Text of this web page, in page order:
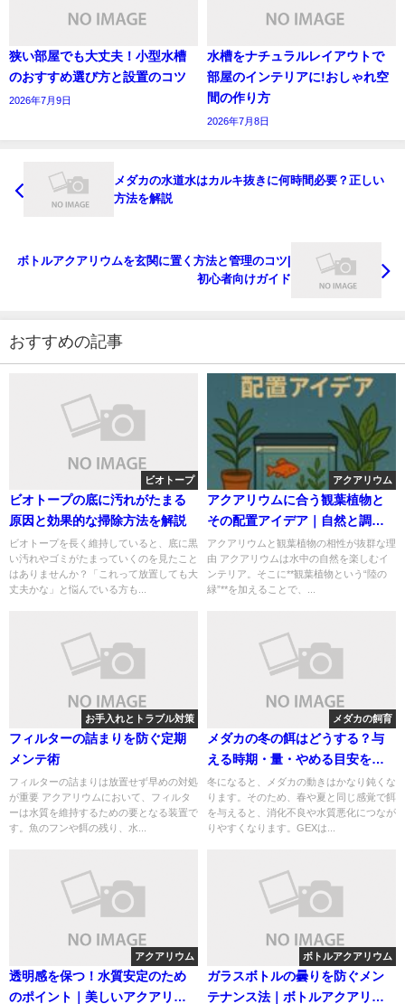
狭い部屋でも大丈夫！小型水槽
のおすすめ選び方と設置のコツ
2026年7月9日
水槽をナチュラルレイアウトで
部屋のインテリアに!おしゃれ空
間の作り方
2026年7月8日
メダカの水道水はカルキ抜きに何時間必要？正しい
方法を解説
ボトルアクアリウムを玄関に置く方法と管理のコツ|
初心者向けガイド
おすすめの記事
ビオトープ
ビオトープの底に汚れがたまる
原因と効果的な掃除方法を解説
ビオトープを長く維持していると、底に黒
い汚れやゴミがたまっていくのを見たこと
はありませんか？「これって放置しても大
丈夫かな」と悩んでいる方も...
アクアリウム
アクアリウムに合う観葉植物と
その配置アイデア｜自然と調和
する癒しの空間づくり
アクアリウムと観葉植物の相性が抜群な理
由 アクアリウムは水中の自然を楽しむイ
ンテリア。そこに**観葉植物という“陸の
緑”**を加えることで、...
お手入れとトラブル対策
フィルターの詰まりを防ぐ定期
メンテ術
フィルターの詰まりは放置せず早めの対処
が重要 アクアリウムにおいて、フィルタ
ーは水質を維持するための要となる装置で
す。魚のフンや餌の残り、水...
メダカの飼育
メダカの冬の餌はどうする？与
える時期・量・やめる目安をわ
かりやすく解説
冬になると、メダカの動きはかなり鈍くな
ります。そのため、春や夏と同じ感覚で餌
を与えると、消化不良や水質悪化につなが
りやすくなります。GEXは...
アクアリウム
透明感を保つ！水質安定のため
のポイント｜美しいアクアリウ
ボトルアクアリウム
ガラスボトルの曇りを防ぐメン
テナンス法｜ボトルアクアリウ